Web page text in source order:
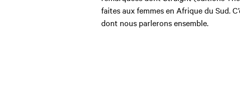
faites aux femmes en Afrique du Sud.
dont nous parlerons ensemble.